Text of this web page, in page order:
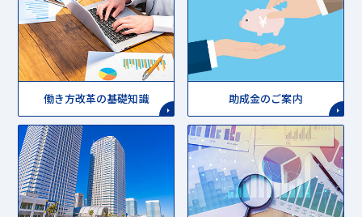
働き方改革の基礎知識 助成金のご案内